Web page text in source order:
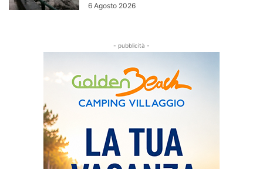
6 Agosto 2026
- pubblicità -